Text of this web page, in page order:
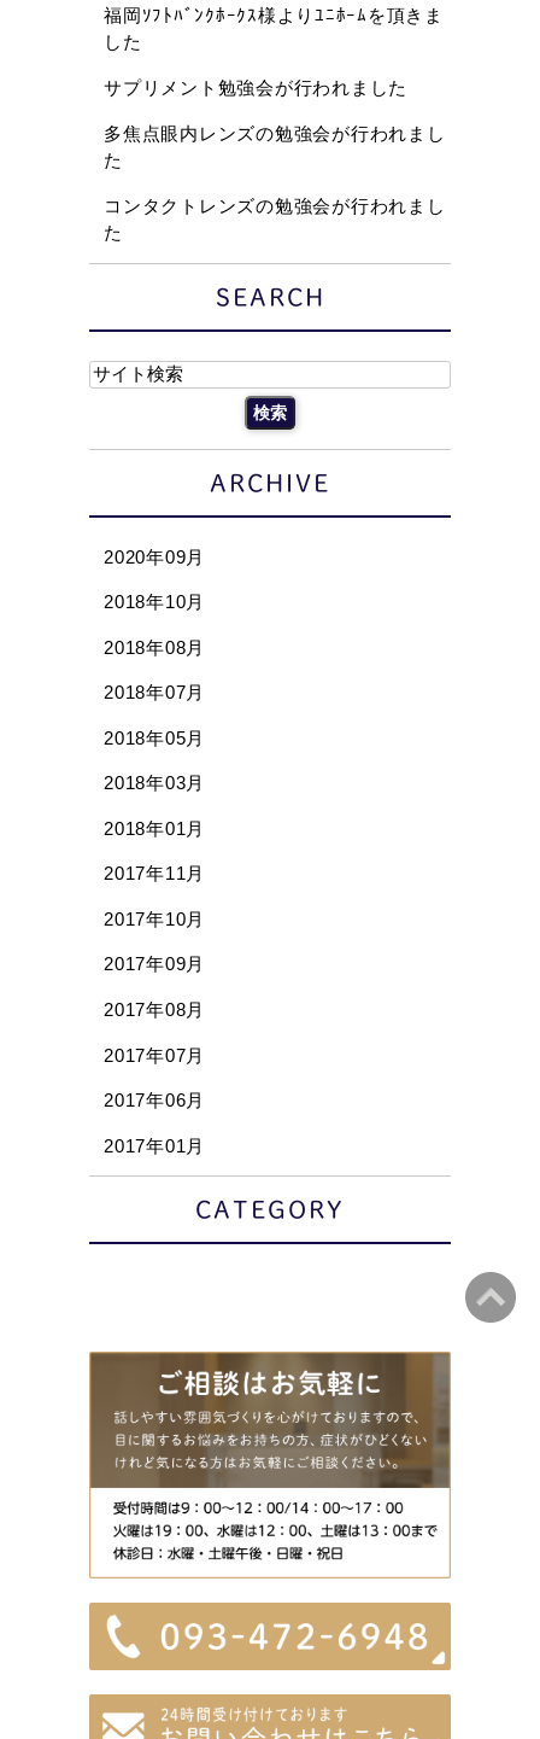
福岡ｿﾌﾄﾊﾞﾝｸﾎｰｸｽ様よりﾕﾆﾎｰﾑを頂きま
した
サプリメント勉強会が行われました
多焦点眼内レンズの勉強会が行われまし
た
コンタクトレンズの勉強会が行われまし
た
SEARCH
ARCHIVE
2020年09月
2018年10月
2018年08月
2018年07月
2018年05月
2018年03月
2018年01月
2017年11月
2017年10月
2017年09月
2017年08月
2017年07月
2017年06月
2017年01月
CATEGORY